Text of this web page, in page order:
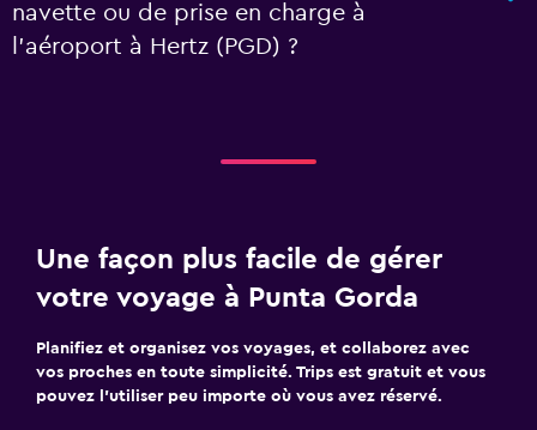
navette ou de prise en charge à
l’aéroport à Hertz (PGD) ?
Une façon plus facile de gérer
votre voyage à Punta Gorda
Planifiez et organisez vos voyages, et collaborez avec
vos proches en toute simplicité. Trips est gratuit et vous
pouvez l’utiliser peu importe où vous avez réservé.